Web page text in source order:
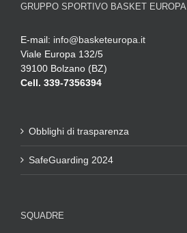
GRUPPO SPORTIVO BASKET EUROPA
E-mail: info@basketeuropa.it
Viale Europa 132/5
39100 Bolzano (BZ)
Cell. 339-7356394
Obblighi di trasparenza
SafeGuarding 2024
SQUADRE